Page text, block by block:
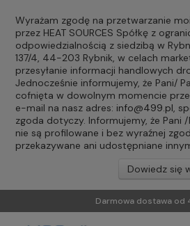
Wyrażam zgodę na przetwarzanie
przez HEAT SOURCES Spółkę z
odpowiedzialnością z siedzibą w
137/4, 44-203 Rybnik, w celach
przesyłanie informacji handlowych
Jednocześnie informujemy, że Pani/
cofnięta w dowolnym momencie
e-mail na nasz adres: info@499.pl,
zgoda dotyczy. Informujemy, że Pani
nie są profilowane i bez wyraźnej
przekazywane ani udostępniane
Dowiedz się
Darmowa dostawa od